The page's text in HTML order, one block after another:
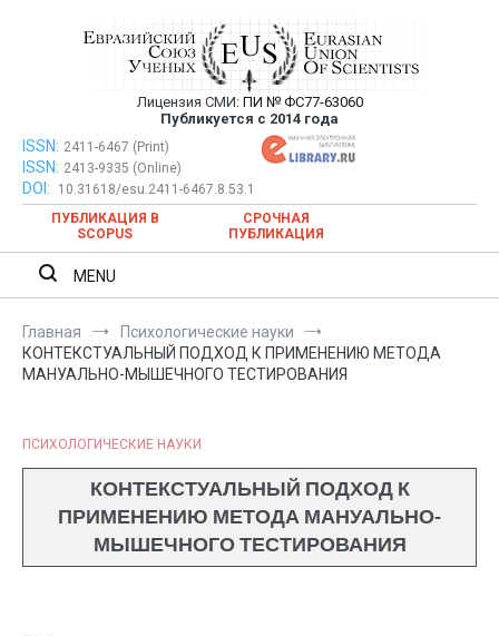
Евразийский Союз Ученых —
публикация научных статей в
ежемесячном научном журнале
Лицензия СМИ: ПИ № ФС77-63060
Публикуется с 2014 года
Евразийский Союз Ученых — публикация научных статей в
ежемесячном научном журнале
ISSN: 2411-6467 (Print)
ISSN: 2413-9335 (Online)
DOI:
10.31618/esu.2411-6467.8.53.1
ПУБЛИКАЦИЯ В
SCOPUS
СРОЧНАЯ
ПУБЛИКАЦИЯ
MENU
Главная
Психологические науки
КОНТЕКСТУАЛЬНЫЙ ПОДХОД К ПРИМЕНЕНИЮ МЕТОДА
МАНУАЛЬНО-МЫШЕЧНОГО ТЕСТИРОВАНИЯ
ПСИХОЛОГИЧЕСКИЕ НАУКИ
КОНТЕКСТУАЛЬНЫЙ ПОДХОД К
ПРИМЕНЕНИЮ МЕТОДА МАНУАЛЬНО-
МЫШЕЧНОГО ТЕСТИРОВАНИЯ